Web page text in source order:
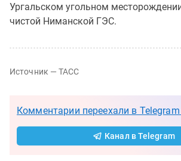
Ургальском угольном
чистой Ниманской ГЭС.
Источник — ТАСС
Комментарии переехали в
Канал в Telegram